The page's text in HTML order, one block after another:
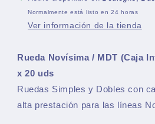
(Caja
Interior
Zamak)
Bolsa
x
uds
(Caja
Interior
Zamak)
Bolsa
uds
Normalmente está listo en 24 horas
Ver información de la tienda
Rueda Novísima / MDT (Caja
x 20 uds
Ruedas Simples y Dobles con
alta prestación para las líneas